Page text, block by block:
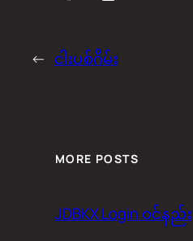
← ငါးပစ်ဂိမ်း
MORE POSTS
JDBKX Login ဝင်နည်း